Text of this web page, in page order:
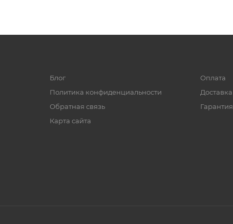
Блог
Политика конфиденциальности
Обратная связь
Карта сайта
Оплата
Доставка
Гарантия